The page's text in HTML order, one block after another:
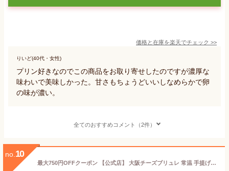
価格と在庫を楽天でチェック >>
りいど(40代・女性)
プリン好きなのでこの商品をお取り寄せしたのですが濃厚な
味わいで美味しかった。甘さもちょうどいいしなめらかで卵
の味が濃い。
全てのおすすめコメント（2件）
no. 10
最大750円OFFクーポン 【公式店】 大阪チーズブリュレ 常温 手提げ袋付 ブリュレ ケーキ チーズケーキ プリン 大阪 大阪土産 お土産 おみやげ ギフト トーラク 誕生日プレゼント 誕生日 人気 日持ち 新生活 春のご挨拶 母の日